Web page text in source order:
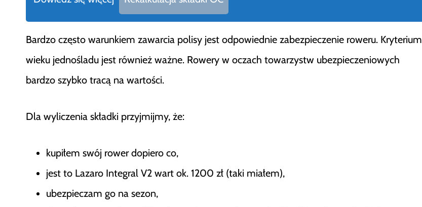
Bardzo często warunkiem zawarcia polisy jest odpowiednie zabezpieczenie roweru. Kryterium
wieku jednośladu jest również ważne. Rowery w oczach towarzystw ubezpieczeniowych
bardzo szybko tracą na wartości.
Dla wyliczenia składki przyjmijmy, że:
kupiłem swój rower dopiero co,
jest to Lazaro Integral V2 wart ok. 1200 zł (taki miałem),
ubezpieczam go na sezon,